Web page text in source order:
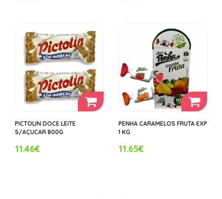
PICTOLIN DOCE LEITE
S/AÇUCAR 800G
11.46€
PENHA CARAMELOS FRUTA EXP
1 KG
11.65€